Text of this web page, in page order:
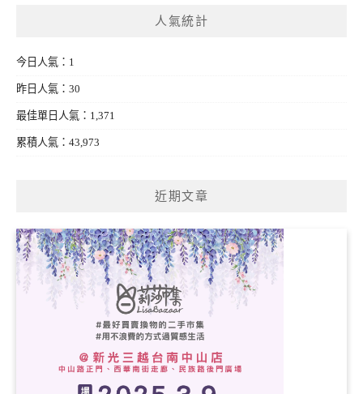
人氣統計
今日人氣：1
昨日人氣：30
最佳單日人氣：1,371
累積人氣：43,973
近期文章